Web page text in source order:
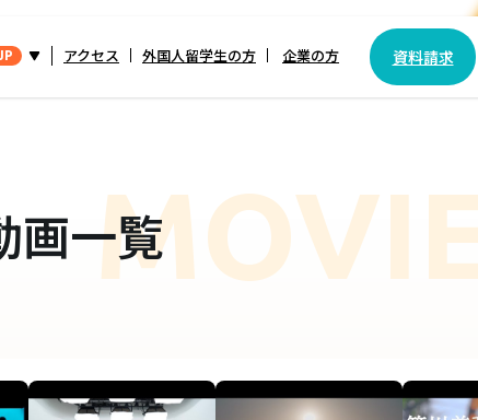
JP アクセス 外国人留学生の方 企業の方 資料請求
画一覧